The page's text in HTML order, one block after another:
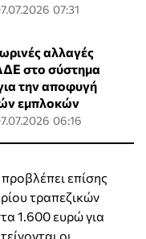
07:31
αλλαγές
στο σύστημα
την αποφυγή
εμπλοκών
06:16
επίσης
τραπεζικών
1.600 ευρώ για
οι